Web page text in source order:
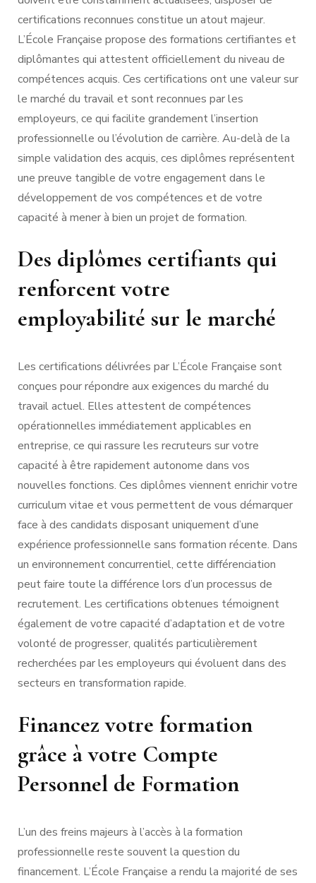
certifications reconnues constitue un atout majeur.
L’École Française propose des formations certifiantes et
diplômantes qui attestent officiellement du niveau de
compétences acquis. Ces certifications ont une valeur sur
le marché du travail et sont reconnues par les
employeurs, ce qui facilite grandement l’insertion
professionnelle ou l’évolution de carrière. Au-delà de la
simple validation des acquis, ces diplômes représentent
une preuve tangible de votre engagement dans le
développement de vos compétences et de votre
capacité à mener à bien un projet de formation.
Des diplômes certifiants qui
renforcent votre
employabilité sur le marché
Les certifications délivrées par L’École Française sont
conçues pour répondre aux exigences du marché du
travail actuel. Elles attestent de compétences
opérationnelles immédiatement applicables en
entreprise, ce qui rassure les recruteurs sur votre
capacité à être rapidement autonome dans vos
nouvelles fonctions. Ces diplômes viennent enrichir votre
curriculum vitae et vous permettent de vous démarquer
face à des candidats disposant uniquement d’une
expérience professionnelle sans formation récente. Dans
un environnement concurrentiel, cette différenciation
peut faire toute la différence lors d’un processus de
recrutement. Les certifications obtenues témoignent
également de votre capacité d’adaptation et de votre
volonté de progresser, qualités particulièrement
recherchées par les employeurs qui évoluent dans des
secteurs en transformation rapide.
Financez votre formation
grâce à votre Compte
Personnel de Formation
L’un des freins majeurs à l’accès à la formation
professionnelle reste souvent la question du
financement. L’École Française a rendu la majorité de ses